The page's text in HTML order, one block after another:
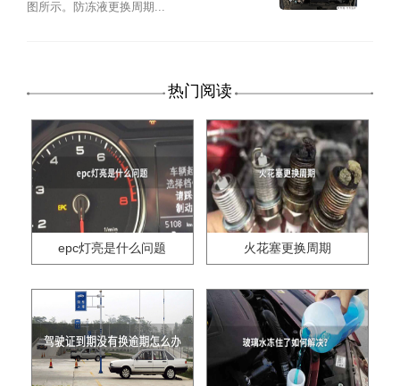
图所示。防冻液更换周期...
热门阅读
epc灯亮是什么问题 火花塞更换周期